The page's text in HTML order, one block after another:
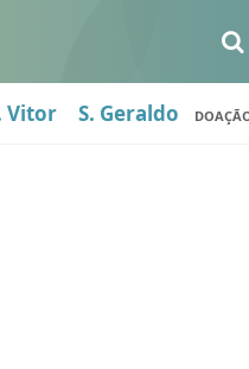
Vitor S. Geraldo